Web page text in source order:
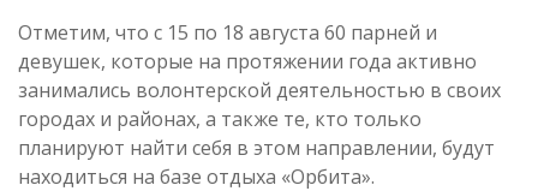
Отметим, что с 15 по 18 августа 60 парней и
девушек, которые на протяжении года активно
занимались волонтерской деятельностью в своих
городах и районах, а также те, кто только
планируют найти себя в этом направлении, будут
находиться на базе отдыха «Орбита».